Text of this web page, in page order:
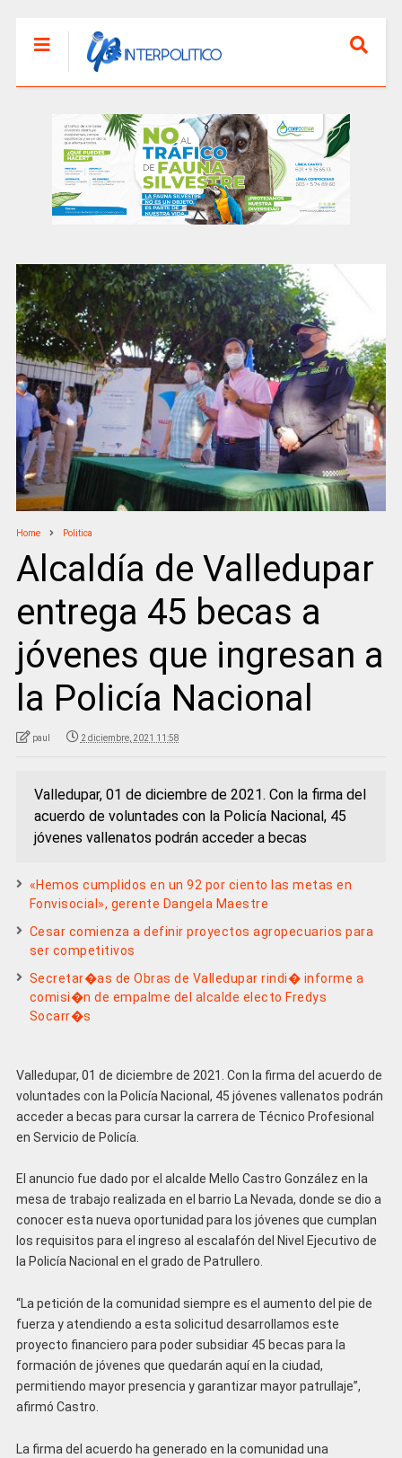
Home Politica
Alcaldía de Valledupar
entrega 45 becas a
jóvenes que ingresan a
la Policía Nacional
paul 2 diciembre, 2021 11:58
Valledupar, 01 de diciembre de 2021. Con la firma del
acuerdo de voluntades con la Policía Nacional, 45
jóvenes vallenatos podrán acceder a becas
«Hemos cumplidos en un 92 por ciento las metas en
Fonvisocial», gerente Dangela Maestre
Cesar comienza a definir proyectos agropecuarios para
ser competitivos
Secretar�as de Obras de Valledupar rindi� informe a
comisi�n de empalme del alcalde electo Fredys
Socarr�s
Valledupar, 01 de diciembre de 2021. Con la firma del acuerdo de
voluntades con la Policía Nacional, 45 jóvenes vallenatos podrán
acceder a becas para cursar la carrera de Técnico Profesional
en Servicio de Policía.
El anuncio fue dado por el alcalde Mello Castro González en la
mesa de trabajo realizada en el barrio La Nevada, donde se dio a
conocer esta nueva oportunidad para los jóvenes que cumplan
los requisitos para el ingreso al escalafón del Nivel Ejecutivo de
la Policía Nacional en el grado de Patrullero.
“La petición de la comunidad siempre es el aumento del pie de
fuerza y atendiendo a esta solicitud desarrollamos este
proyecto financiero para poder subsidiar 45 becas para la
formación de jóvenes que quedarán aquí en la ciudad,
permitiendo mayor presencia y garantizar mayor patrullaje”,
afirmó Castro.
La firma del acuerdo ha generado en la comunidad una